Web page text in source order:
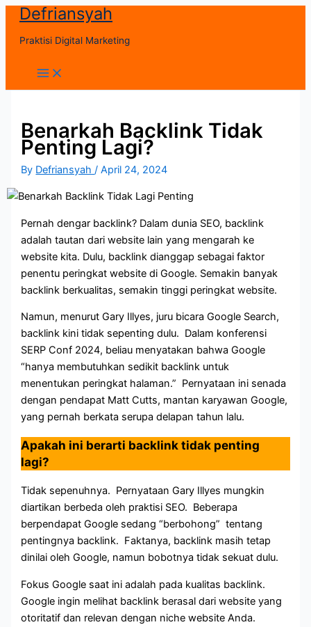
Skip
content
Defriansyah
Praktisi Digital Marketing
Main
Menu
Benarkah Backlink Tidak
Penting Lagi?
By Defriansyah/April 24, 2024
Pernah dengar backlink? Dalam dunia SEO, backlink
adalah tautan dari website lain yang mengarah ke
website kita. Dulu, backlink dianggap sebagai faktor
penentu peringkat website di Google. Semakin banyak
backlink berkualitas, semakin tinggi peringkat website.
Namun, menurut Gary Illyes, juru bicara Google Search,
backlink kini tidak sepenting dulu. Dalam konferensi
SERP Conf 2024, beliau menyatakan bahwa Google
“hanya membutuhkan sedikit backlink untuk
menentukan peringkat halaman.” Pernyataan ini senada
dengan pendapat Matt Cutts, mantan karyawan Google,
yang pernah berkata serupa delapan tahun lalu.
Apakah ini berarti backlink tidak penting
lagi?
Tidak sepenuhnya. Pernyataan Gary Illyes mungkin
diartikan berbeda oleh praktisi SEO. Beberapa
berpendapat Google sedang “berbohong” tentang
pentingnya backlink. Faktanya, backlink masih tetap
dinilai oleh Google, namun bobotnya tidak sekuat dulu.
Fokus Google saat ini adalah pada kualitas backlink.
Google ingin melihat backlink berasal dari website yang
otoritatif dan relevan dengan niche website Anda.